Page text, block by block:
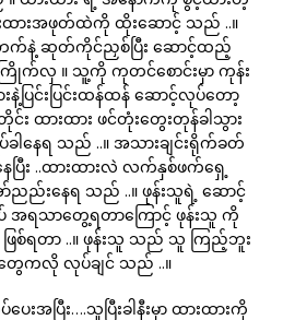
ထားအဖုတ်ထဲကို ထိုးဆောင့် သည် ..။
က်နဲ့ ဆုတ်ကိုင်ညှစ်ပြီး ဆောင့်ထည့်
ြိုက်လှ ။ သူ့ကို ကုတင်စောင်းမှာ ကုန်း
ပြင်းပြင်းထန်ထန် ဆောင့်လုပ်တော့
ထားထား ဖင်တုံးတွေးတုန်ခါသွား
နေရ သည် ..။ အသားချင်းရိုက်ခတ်
း ..ထားထားလဲ လက်နှစ်ဖက်ရှေ့
ညည်းနေရ သည် ..။ ဖုန်းသူရဲ့ ဆောင့်
အရသာတွေ့ရတာကြောင့် ဖုန်းသူ ကို
ဖြစ်ရတာ ..။ ဖုန်းသူ သည် သူ ကြည့်ဘူး
တွေကလို လုပ်ချင် သည် ..။
းအပြီး….သူပြီးခါနီးမှာ ထားထားကို